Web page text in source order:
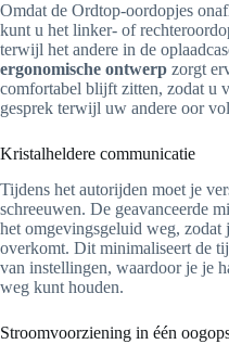
Omdat de Ordtop-oordopjes
kunt u het linker- of
terwijl het andere in de
ergonomische ontwerp zorgt
comfortabel blijft zitten, zodat u
gesprek terwijl uw andere oor
Kristalheldere communicatie
Tijdens het autorijden moet je
schreeuwen. De geavanceerde
het omgevingsgeluid weg, zodat
overkomt. Dit minimaliseert de
van instellingen, waardoor je je
weg kunt houden.
Stroomvoorziening in één